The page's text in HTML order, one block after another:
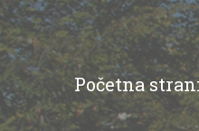
Početna